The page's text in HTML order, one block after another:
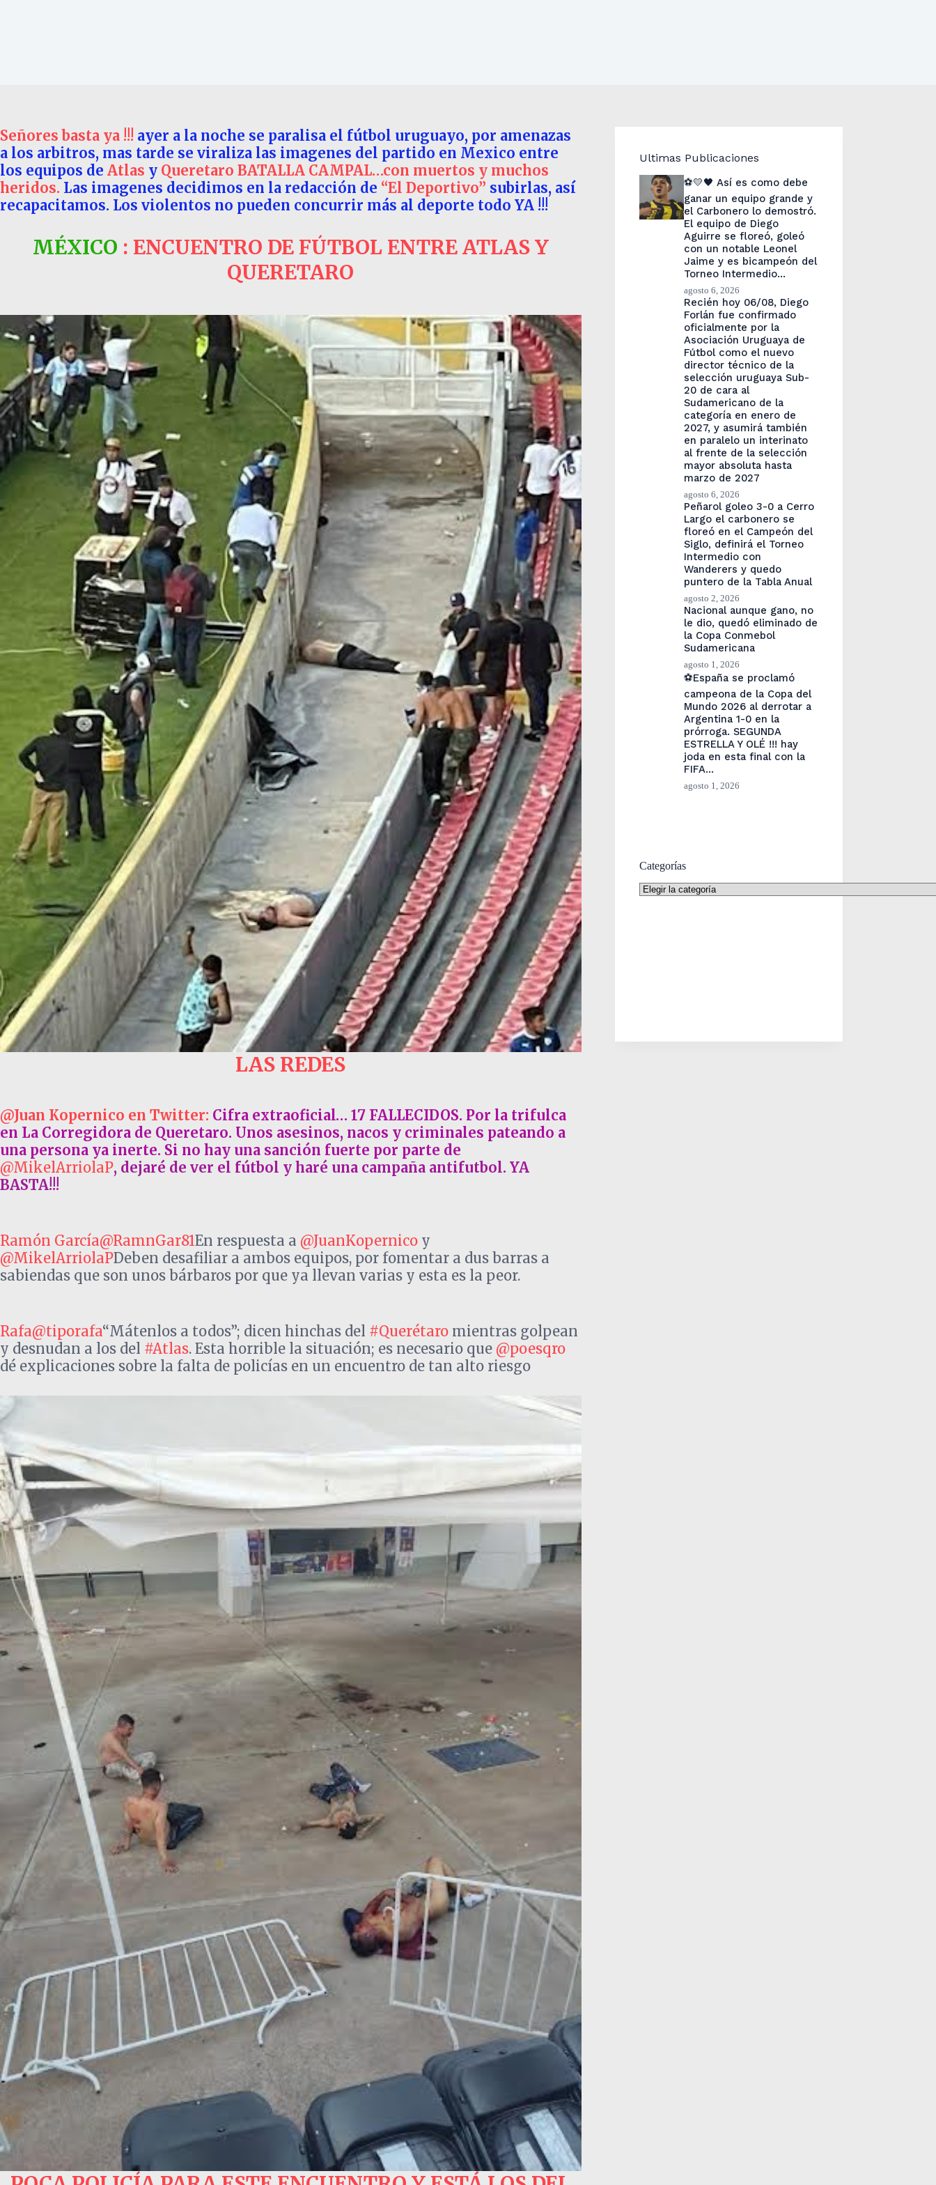
Señores basta ya !!! ayer a la noche se paralisa el fútbol uruguayo, por amenazas
a los arbitros, mas tarde se viraliza las imagenes del partido en Mexico entre
los equipos de Atlas y Queretaro BATALLA CAMPAL…con muertos y muchos
heridos. Las imagenes decidimos en la redacción de “El Deportivo” subirlas, así
recapacitamos. Los violentos no pueden concurrir más al deporte todo YA !!!
MÉXICO : ENCUENTRO DE FÚTBOL ENTRE ATLAS Y
QUERETARO
LAS REDES
@Juan Kopernico en Twitter: Cifra extraoficial… 17 FALLECIDOS. Por la trifulca
en La Corregidora de Queretaro. Unos asesinos, nacos y criminales pateando a
una persona ya inerte. Si no hay una sanción fuerte por parte de
@MikelArriolaP, dejaré de ver el fútbol y haré una campaña antifutbol. YA
BASTA!!!
Ramón García@RamnGar81En respuesta a @JuanKopernico y
@MikelArriolaPDeben desafiliar a ambos equipos, por fomentar a dus barras a
sabiendas que son unos bárbaros por que ya llevan varias y esta es la peor.
Rafa@tiporafa“Mátenlos a todos”; dicen hinchas del #Querétaro mientras golpean
y desnudan a los del #Atlas. Esta horrible la situación; es necesario que @poesqro
dé explicaciones sobre la falta de policías en un encuentro de tan alto riesgo
Ultimas Publicaciones
⚽💛🖤 Así es como debe
ganar un equipo grande y
el Carbonero lo demostró.
El equipo de Diego
Aguirre se floreó, goleó
con un notable Leonel
Jaime y es bicampeón del
Torneo Intermedio…
agosto 6, 2026
Recién hoy 06/08, Diego
Forlán fue confirmado
oficialmente por la
Asociación Uruguaya de
Fútbol como el nuevo
director técnico de la
selección uruguaya Sub-
20 de cara al
Sudamericano de la
categoría en enero de
2027, y asumirá también
en paralelo un interinato
al frente de la selección
mayor absoluta hasta
marzo de 2027
agosto 6, 2026
Peñarol goleo 3-0 a Cerro
Largo el carbonero se
floreó en el Campeón del
Siglo, definirá el Torneo
Intermedio con
Wanderers y quedo
puntero de la Tabla Anual
agosto 2, 2026
Nacional aunque gano, no
le dio, quedó eliminado de
la Copa Conmebol
Sudamericana
agosto 1, 2026
⚽España se proclamó
campeona de la Copa del
Mundo 2026 al derrotar a
Argentina 1-0 en la
prórroga. SEGUNDA
ESTRELLA Y OLÉ !!! hay
joda en esta final con la
FIFA…
agosto 1, 2026
Categorías
Categorías